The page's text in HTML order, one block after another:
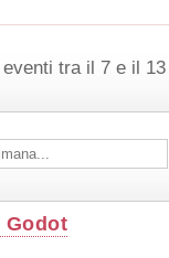
tra il 7 e il
Godot